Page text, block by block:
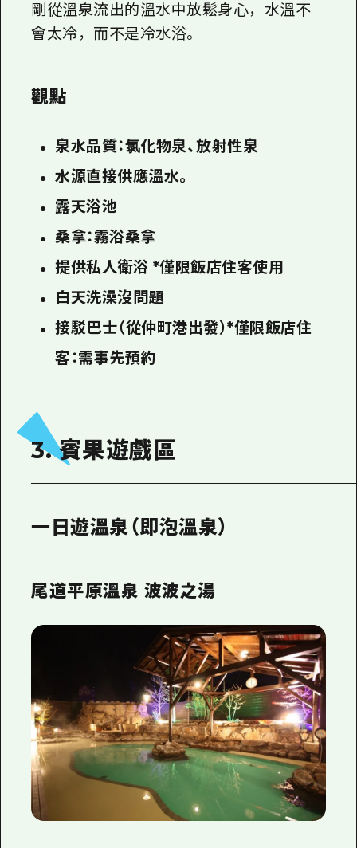
剛從溫泉流出的溫水中放鬆身心，水溫不
會太冷，而不是冷水浴。
觀點
泉水品質：氯化物泉、放射性泉
水源直接供應溫水。
露天浴池
桑拿：霧浴桑拿
提供私人衛浴 *僅限飯店住客使用
白天洗澡沒問題
接駁巴士（從仲町港出發）*僅限飯店住
客：需事先預約
3. 賓果遊戲區
一日遊溫泉（即泡溫泉）
尾道平原溫泉 波波之湯